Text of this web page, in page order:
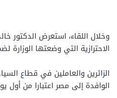
وخلال اللقاء، استعرض الدكتور
الاحترازية التي وضعتها
الزائرين والعاملين في قطاع
الوافدة إلى مصر اعتبارا من أول